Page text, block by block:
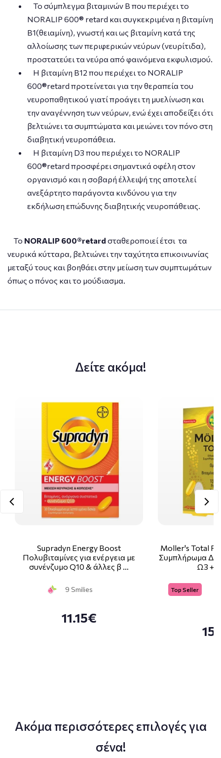
Το σύμπλεγμα βιταμινών Β που περιέχει το
NORALIP 600® retard και συγκεκριμένα η βιταμίνη
Β1(θειαμίνη), γνωστή και ως βιταμίνη κατά της
αλλοίωσης των περιφερικών νεύρων (νευρίτιδα),
προστατεύει τα νεύρα από φαινόμενα εκφυλισμού.
Η βιταμίνη Β12 που περιέχει το NORALIP
600®retard προτείνεται για την θεραπεία του
νευροπαθητικού γιατί προάγει τη μυελίνωση και
την αναγέννηση των νεύρων, ενώ έχει αποδείξει ότι
βελτιώνει τα συμπτώματα και μειώνει τον πόνο στη
διαβητική νευροπάθεια.
Η βιταμίνη D3 που περιέχει το NORALIP
600®retard προσφέρει σημαντικά οφέλη στον
οργανισμό και η σοβαρή έλλειψή της αποτελεί
ανεξάρτητο παράγοντα κινδύνου για την
εκδήλωση επώδυνης διαβητικής νευροπάθειας.
Το NORALIP 600®retard σταθεροποιεί έτσι τα
νευρικά κύτταρα, βελτιώνει την ταχύτητα επικοινωνίας
μεταξύ τους και βοηθάει στην μείωση των συμπτωμάτων
όπως ο πόνος και το μούδιασμα.
Δείτε ακόμα!
Supradyn Energy Boost
Πολυβιταμίνες για ενέργεια με
συνένζυμο Q10 & άλλες β …
9 Smilies
11.15€
Moller's Total
Συμπλήρωμα
Ω3 +
Top Seller
Ακόμα περισσότερες επιλογές για
σένα!